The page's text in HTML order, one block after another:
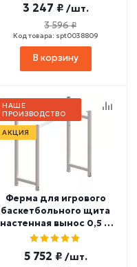
3 247 ₽ /шт.
3 596 ₽
Код товара: spt0038809
В корзину
НАШЕ
ПРОИЗВОДСТВО
АКЦИЯ
Ферма для игрового
баскетбольного щита
настенная вынос 0,5 м
СТ-151
5 752 ₽ /шт.